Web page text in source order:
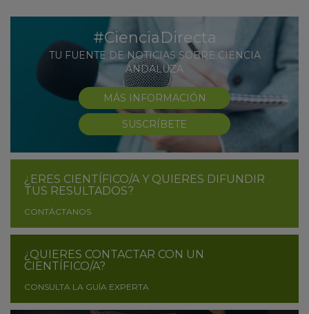
#CienciaDirecta
TU FUENTE DE NOTICIAS SOBRE CIENCIA
ANDALUZA
MÁS INFORMACIÓN
SUSCRÍBETE
¿ERES CIENTÍFICO/A Y QUIERES DIFUNDIR
TUS RESULTADOS?
CONTÁCTANOS
¿QUIERES CONTACTAR CON UN
CIENTÍFICO/A?
CONSULTA LA GUÍA EXPERTA